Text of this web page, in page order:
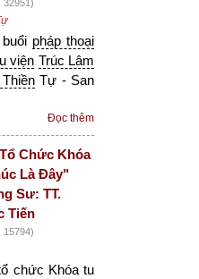
32951)
buổi pháp thoại
viện Trúc Lâm
Tự - San
Đọc thêm
Chức Khóa
Là Đây"
Sư: TT.
Tiến
15794)
chức Khóa tu